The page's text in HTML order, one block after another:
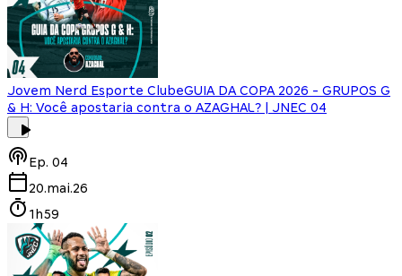
Jovem Nerd Esporte ClubeGUIA DA COPA 2026 - GRUPOS G
& H: Você apostaria contra o AZAGHAL? | JNEC 04
Ep. 04
20.mai.26
1h59